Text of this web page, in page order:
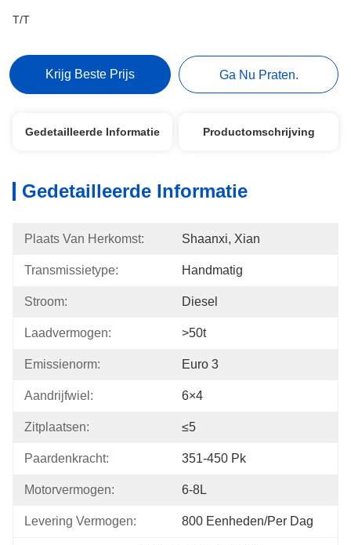
T/T
Krijg Beste Prijs Ga Nu Praten.
Gedetailleerde Informatie Productomschrijving
Gedetailleerde Informatie
Plaats Van Herkomst: Shaanxi, Xian
Transmissietype: Handmatig
Stroom: Diesel
Laadvermogen: >50t
Emissienorm: Euro 3
Aandrijfwiel: 6×4
Zitplaatsen: ≤5
Paardenkracht: 351-450 Pk
Motorvermogen: 6-8L
Levering Vermogen: 800 Eenheden/Per Dag